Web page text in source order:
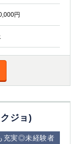
円
ジョ)
充実◎未経験者
袋